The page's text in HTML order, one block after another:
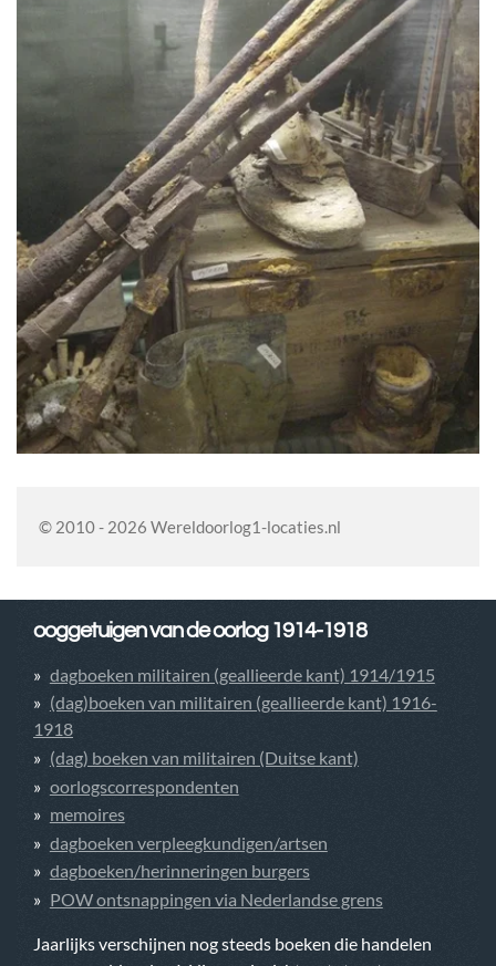
© 2010 - 2026 Wereldoorlog1-locaties.nl
ooggetuigen van de oorlog 1914-1918
dagboeken militairen (geallieerde kant) 1914/1915
(dag)boeken van militairen (geallieerde kant) 1916-
1918
(dag) boeken van militairen (Duitse kant)
oorlogscorrespondenten
memoires
dagboeken verpleegkundigen/artsen
dagboeken/herinneringen burgers
POW ontsnappingen via Nederlandse grens
Jaarlijks verschijnen nog steeds boeken die handelen